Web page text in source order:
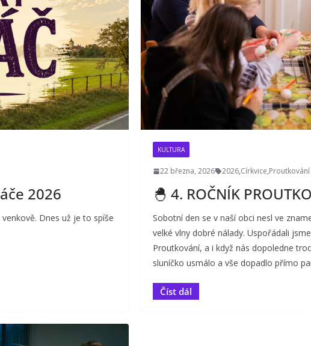
2026
Dnes už je to spíše
KULTURA
22 března, 2026 2026,Církvice,Proutkování
🐣 4. ROČNÍK
Sobotní den se v naší obci nesl ve
velké vlny dobré nálady. Uspořádali
Proutkování, a i když nás dopoledne
sluníčko usmálo a vše dopadlo přímo